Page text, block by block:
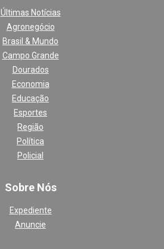
Últimas Notícias
Agronegócio
Brasil & Mundo
Campo Grande
Dourados
Economia
Educação
Esportes
Região
Política
Policial
Sobre Nós
Expediente
Anuncie